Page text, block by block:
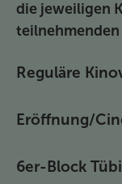
die jeweiligen
Reguläre
Eröffnung/
6er-Block